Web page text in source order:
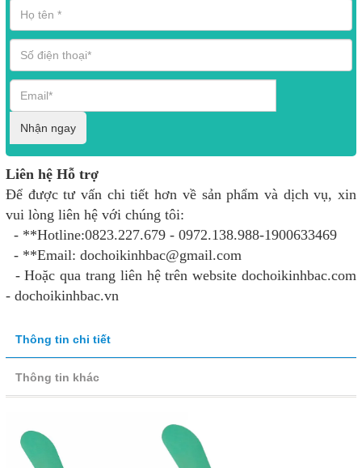
Nhận ngay
Liên hệ Hỗ trợ
Để được tư vấn chi tiết hơn về sản phẩm và dịch vụ, xin
vui lòng liên hệ với chúng tôi:
- **Hotline:0823.227.679 - 0972.138.988-1900633469
- **Email: dochoikinhbac@gmail.com
- Hoặc qua trang liên hệ trên website dochoikinhbac.com
- dochoikinhbac.vn
Thông tin chi tiết
Thông tin khác